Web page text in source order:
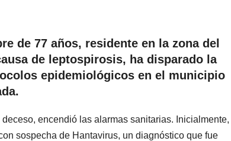
de 77 años, residente en la zona del
de leptospirosis, ha disparado la
epidemiológicos en el municipio
encendió las alarmas sanitarias. Inicialmente,
sospecha de Hantavirus, un diagnóstico que fue